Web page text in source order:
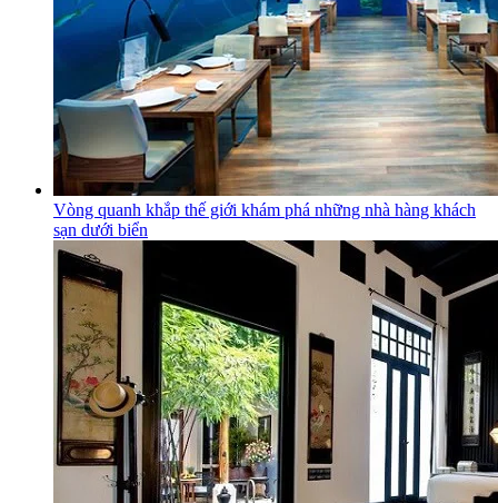
Vòng quanh khắp thế giới khám phá những nhà hàng khách
sạn dưới biển